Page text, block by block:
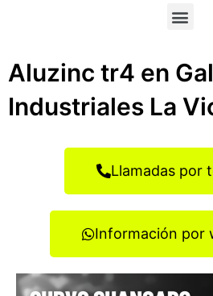
Aluzinc tr4 en
Industriales La
Llamadas por
Información por